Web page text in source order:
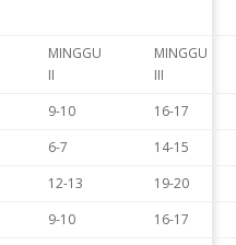
MINGGU
II
MINGGU
III
9-10
16-17
6-7
14-15
12-13
19-20
9-10
16-17